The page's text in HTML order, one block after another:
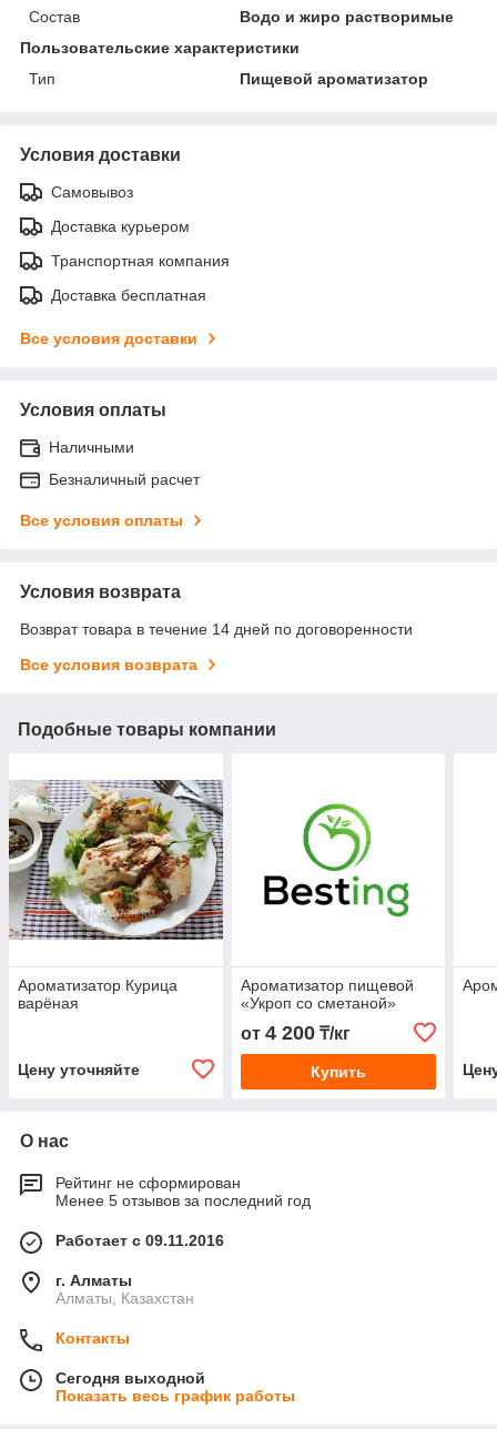
Состав
Водо и жиро растворимые
Пользовательские характеристики
Тип
Пищевой ароматизатор
Условия доставки
Самовывоз
Доставка курьером
Транспортная компания
Доставка бесплатная
Все условия доставки
Условия оплаты
Наличными
Безналичный расчет
Все условия оплаты
Условия возврата
Возврат товара в течение 14 дней по договоренности
Все условия возврата
Подобные товары компании
Ароматизатор Курица
варёная
Цену уточняйте
Ароматизатор пищевой
«Укроп cо сметаной»
от 4 200₸/кг
Купить
О нас
Рейтинг не сформирован
Менее 5 отзывов за последний год
Работает с 09.11.2016
г. Алматы
Алматы, Казахстан
Контакты
Сегодня выходной
Показать весь график работы